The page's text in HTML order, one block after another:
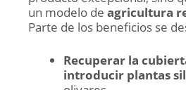
un modelo de agricultura
Parte de los beneficios se
Recuperar la
introducir plantas